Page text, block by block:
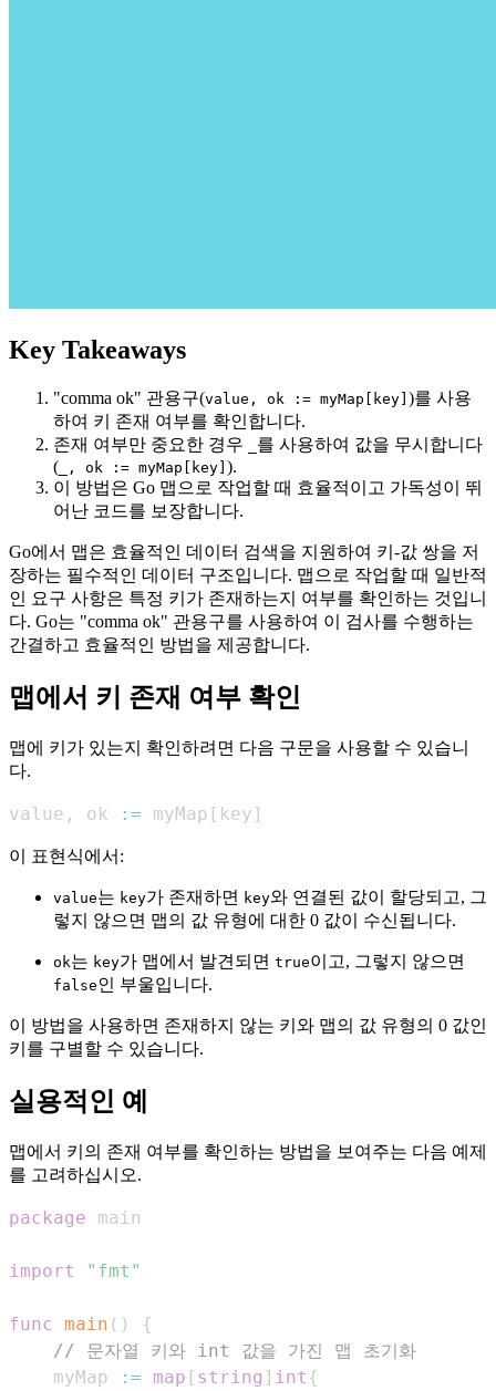
Key Takeaways
"comma ok" 관용구(value, ok := myMap[key] )를 사용
하여 키 존재 여부를 확인합니다.
존재 여부만 중요한 경우
를 사용하여 값을 무시합니다
( _, ok := myMap[key] ).
이 방법은 Go 맵으로 작업할 때 효율적이고 가독성이 뛰
어난 코드를 보장합니다.
Go에서 맵은 효율적인 데이터 검색을 지원하여 키-값 쌍을 저
장하는 필수적인 데이터 구조입니다. 맵으로 작업할 때 일반적
인 요구 사항은 특정 키가 존재하는지 여부를 확인하는 것입니
다. Go는 "comma ok" 관용구를 사용하여 이 검사를 수행하는
간결하고 효율적인 방법을 제공합니다.
맵에서 키 존재 여부 확인
맵에 키가 있는지 확인하려면 다음 구문을 사용할 수 있습니
다.
value , ok := myMap [ key ]
이 표현식에서:
value는 key가 존재하면 key와 연결된 값이 할당되고, 그
렇지 않으면 맵의 값 유형에 대한 0 값이 수신됩니다.
ok는 key가 맵에서 발견되면 true이고, 그렇지 않으면
false인 부울입니다.
이 방법을 사용하면 존재하지 않는 키와 맵의 값 유형의 0 값인
키를 구별할 수 있습니다.
실용적인 예
맵에서 키의 존재 여부를 확인하는 방법을 보여주는 다음 예제
를 고려하십시오.
package
import "fmt"
func main ( )
{
// 문자열 키와 int 값을 가진 맵 초기화
    myMap
:= map [ string ] int {